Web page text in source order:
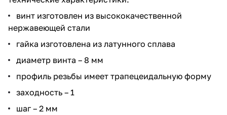
винт изготовлен из высококачественной
нержавеющей стали
гайка изготовлена из латунного сплава
диаметр винта – 8 мм
профиль резьбы имеет трапецеидальную форму
заходность – 1
шаг – 2 мм